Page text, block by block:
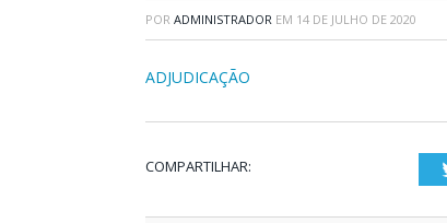
POR ADMINISTRADOR EM 14 DE JULHO DE 2020
ADJUDICAÇÃO
COMPARTILHAR: